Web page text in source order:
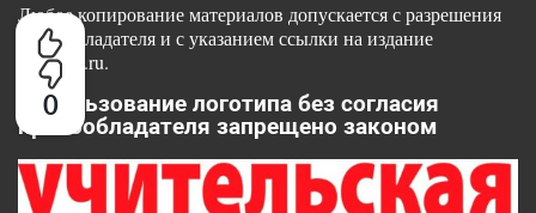
0
Любое копирование материалов допускается с разрешения
правообладателя и с указанием ссылки на издание
www.ug.ru.
Использование логотипа без согласия
правообладателя запрещено законом